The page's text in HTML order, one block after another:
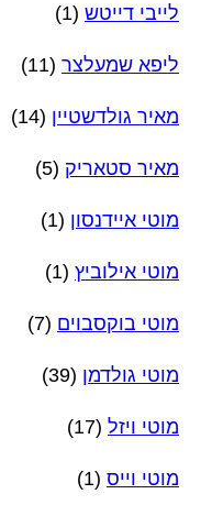
לייבי דייטש (1)
ליפא שמעלצר (11)
מאיר גולדשטיין (14)
מאיר סטאריק (5)
מוטי איידנסון (1)
מוטי אילוביץ (1)
מוטי בוקסבוים (7)
מוטי גולדמן (39)
מוטי ויזל (17)
מוטי וייס (1)